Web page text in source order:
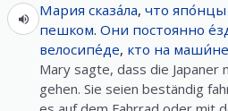
Мария сказа́ла, что япо́нцы
пешком. Они постоянно
велосипе́де, кто на маши́не
Mary sagte, dass die Japaner
gehen. Sie seien beständig